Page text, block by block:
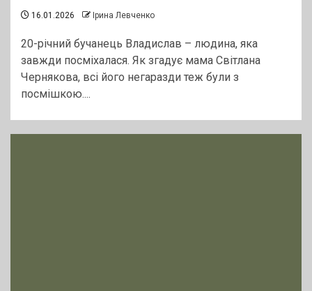
16.01.2026 Ірина Левченко
20-річний бучанець Владислав – людина, яка
завжди посміхалася. Як згадує мама Світлана
Чернякова, всі його негаразди теж були з
посмішкою....